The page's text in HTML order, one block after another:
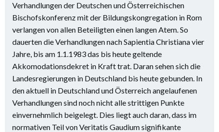
Verhandlungen der Deutschen und Österreichischen
Bischofskonferenz mit der Bildungskongregation in Rom
verlangen von allen Beteiligten einen langen Atem. So
dauerten die Verhandlungen nach Sapientia Christiana vier
Jahre, bis am 1.1.1983 das bis heute geltende
Akkomodationsdekret in Kraft trat. Daran sehen sich die
Landesregierungen in Deutschland bis heute gebunden. In
den aktuell in Deutschland und Österreich angelaufenen
Verhandlungen sind noch nicht alle strittigen Punkte
einvernehmlich beigelegt. Dies liegt auch daran, dass im
normativen Teil von Veritatis Gaudium signifikante